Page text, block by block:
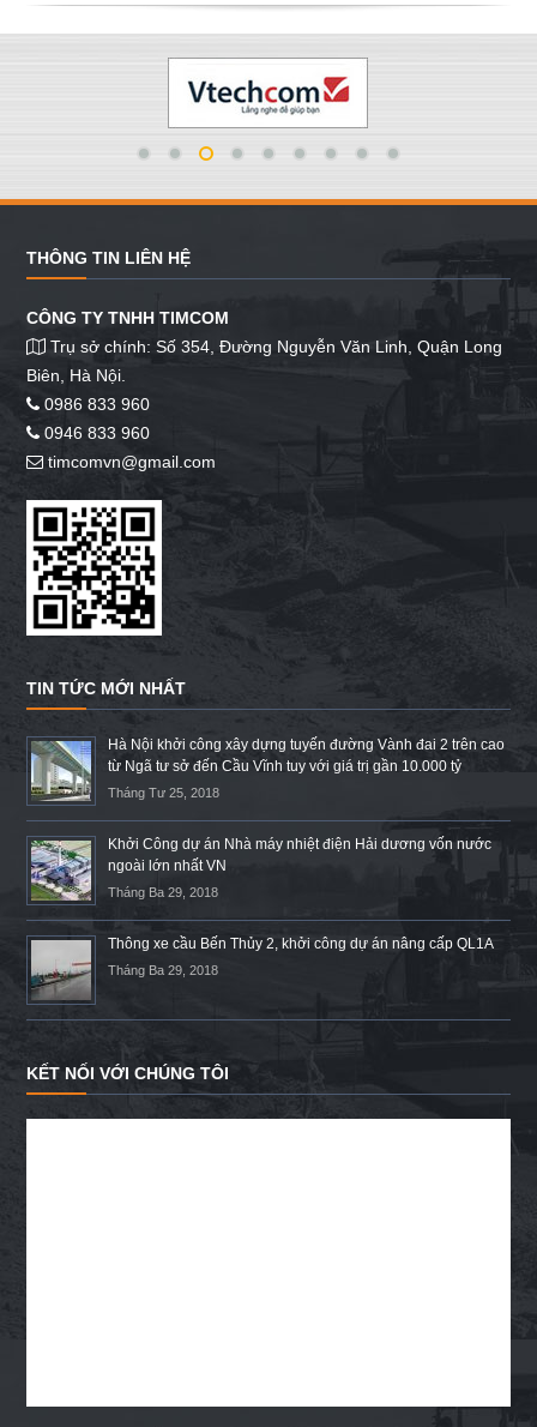
THÔNG TIN LIÊN HỆ
CÔNG TY TNHH TIMCOM
Trụ sở chính: Số 354, Đường Nguyễn Văn Linh, Quận Long
Biên, Hà Nội.
0986 833 960
0946 833 960
timcomvn@gmail.com
TIN TỨC MỚI NHẤT
Hà Nội khởi công xây dựng tuyến đường Vành đai 2 trên cao
từ Ngã tư sở đến Cầu Vĩnh tuy với giá trị gần 10.000 tỷ
Tháng Tư 25, 2018
Khởi Công dự án Nhà máy nhiệt điện Hải dương vốn nước
ngoài lớn nhất VN
Tháng Ba 29, 2018
Thông xe cầu Bến Thủy 2, khởi công dự án nâng cấp QL1A
Tháng Ba 29, 2018
KẾT NỐI VỚI CHÚNG TÔI